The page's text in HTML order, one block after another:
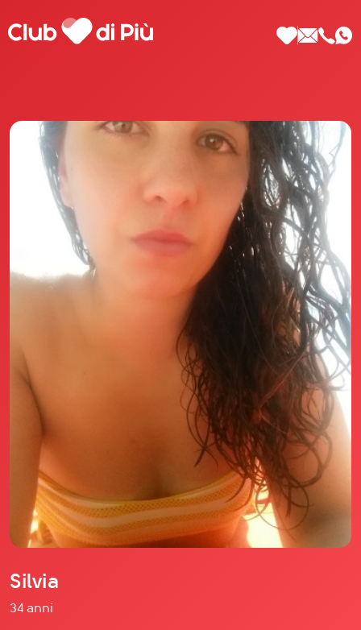
Scopri Club di Più
Le testimonianze Club di Più
La fondatrice Valeria Pilla
Annunci Donne
Agenzia matrimoniale Club di Più
Il libro Donna di Cuori
Quanto costa Club di Più
Love Academy
Impegno Sociale
Le nostre sedi
Facebook
YouTube
Instagram
TikTok
Silvia
34 anni